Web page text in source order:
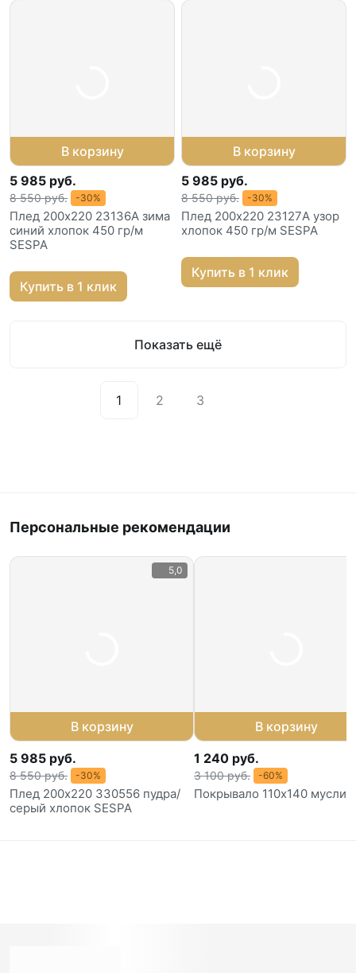
В корзину
5 985 руб.
8 550 руб. -30%
Плед 200х220 23136A зима
синий хлопок 450 гр/м
SESPA
Купить в 1 клик
В корзину
5 985 руб.
8 550 руб. -30%
Плед 200х220 23127A узор
хлопок 450 гр/м SESPA
Купить в 1 клик
Показать ещё
1 2 3
Персональные рекомендации
5,0
В корзину
5 985 руб.
8 550 руб. -30%
Плед 200х220 330556 пудра/
серый хлопок SESPA
В корзину
1 240 руб.
3 100 руб. -60%
Покрывало 110х140 муслин